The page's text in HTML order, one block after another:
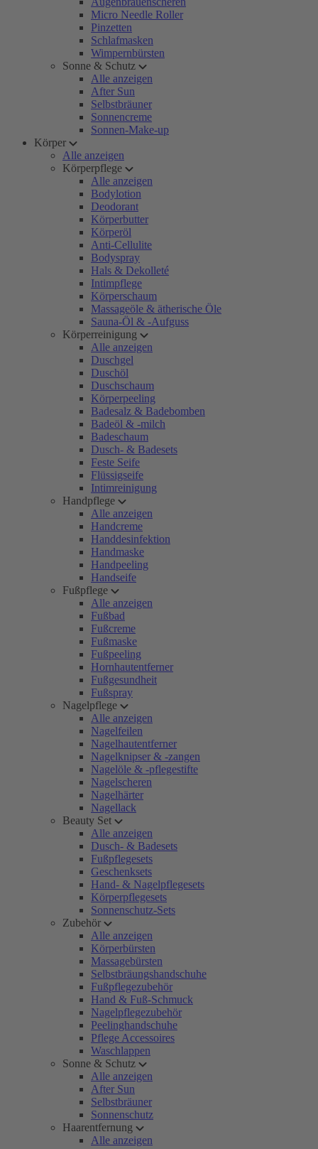
Micro Needle Roller
Pinzetten
Schlafmasken
Wimpernbürsten
Sonne & Schutz
Alle anzeigen
After Sun
Selbstbräuner
Sonnencreme
Sonnen-Make-up
Körper
Alle anzeigen
Körperpflege
Alle anzeigen
Bodylotion
Deodorant
Körperbutter
Körperöl
Anti-Cellulite
Bodyspray
Hals & Dekolleté
Intimpflege
Körperschaum
Massageöle & ätherische Öle
Sauna-Öl & -Aufguss
Körperreinigung
Alle anzeigen
Duschgel
Duschöl
Duschschaum
Körperpeeling
Badesalz & Badebomben
Badeöl & -milch
Badeschaum
Dusch- & Badesets
Feste Seife
Flüssigseife
Intimreinigung
Handpflege
Alle anzeigen
Handcreme
Handdesinfektion
Handmaske
Handpeeling
Handseife
Fußpflege
Alle anzeigen
Fußbad
Fußcreme
Fußmaske
Fußpeeling
Hornhautentferner
Fußgesundheit
Fußspray
Nagelpflege
Alle anzeigen
Nagelfeilen
Nagelhautentferner
Nagelknipser & -zangen
Nagelöle & -pflegestifte
Nagelscheren
Nagelhärter
Nagellack
Beauty Set
Alle anzeigen
Dusch- & Badesets
Fußpflegesets
Geschenksets
Hand- & Nagelpflegesets
Körperpflegesets
Sonnenschutz-Sets
Zubehör
Alle anzeigen
Körperbürsten
Massagebürsten
Selbstbräungshandschuhe
Fußpflegezubehör
Hand & Fuß-Schmuck
Nagelpflegezubehör
Peelinghandschuhe
Pflege Accessoires
Waschlappen
Sonne & Schutz
Alle anzeigen
After Sun
Selbstbräuner
Sonnenschutz
Haarentfernung
Alle anzeigen